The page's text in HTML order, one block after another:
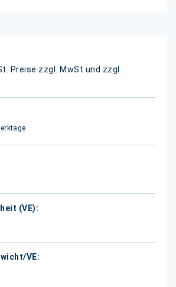
Preise zzgl. MwSt und zzgl.